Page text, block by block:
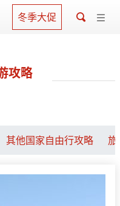
冬季大促
攻略
其他国家自由行攻略 旅